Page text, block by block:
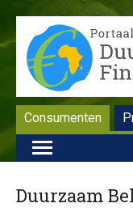
Consumenten
Duurzaam